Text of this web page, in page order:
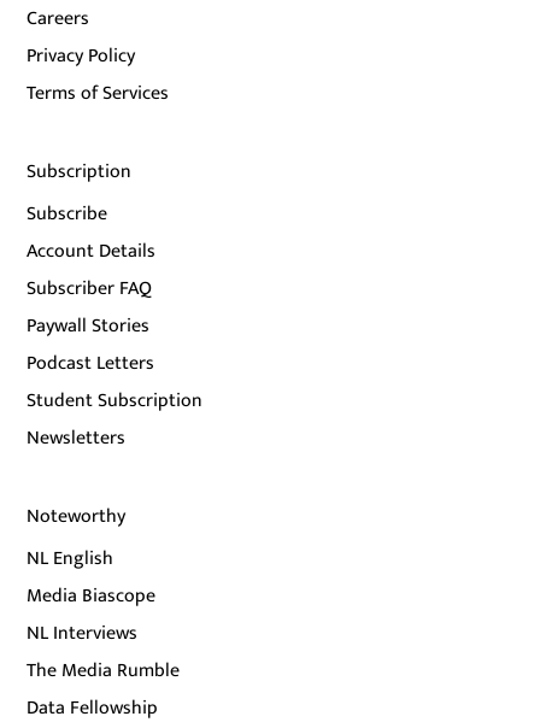
Careers
Privacy Policy
Terms of Services
Subscription
Subscribe
Account Details
Subscriber FAQ
Paywall Stories
Podcast Letters
Student Subscription
Newsletters
Noteworthy
NL English
Media Biascope
NL Interviews
The Media Rumble
Data Fellowship